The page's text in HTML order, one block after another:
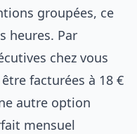
groupées, ce
heures. Par
chez vous
facturées à 18 €
autre option
mensuel